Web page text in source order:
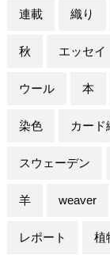
連載 織り
秋 エッセイ
ウール 本
染色 カード
スウェーデン
羊 weaver
レポート 植